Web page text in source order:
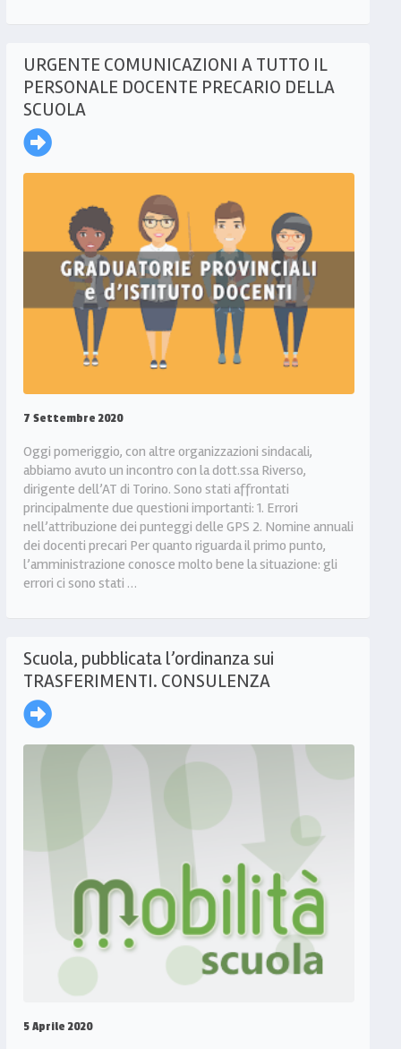
URGENTE COMUNICAZIONI A TUTTO IL
PERSONALE DOCENTE PRECARIO DELLA
SCUOLA
7 Settembre 2020
Oggi pomeriggio, con altre organizzazioni sindacali,
abbiamo avuto un incontro con la dott.ssa Riverso,
dirigente dell’AT di Torino. Sono stati affrontati
principalmente due questioni importanti: 1. Errori
nell’attribuzione dei punteggi delle GPS 2. Nomine annuali
dei docenti precari Per quanto riguarda il primo punto,
l’amministrazione conosce molto bene la situazione: gli
errori ci sono stati …
Scuola, pubblicata l’ordinanza sui
TRASFERIMENTI. CONSULENZA
5 Aprile 2020